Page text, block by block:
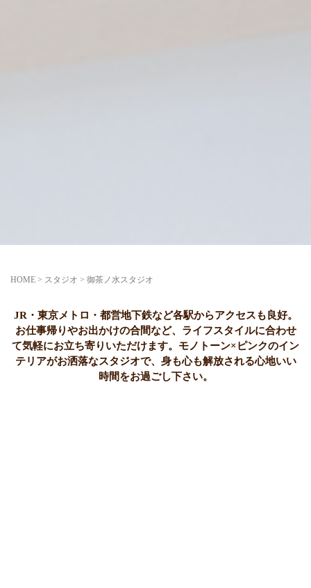
HOME > スタジオ > 御茶ノ水スタジオ
JR・東京メトロ・都営地下鉄など各駅からアクセスも良好。
お仕事帰りやお出かけの合間など、ライフスタイルに合わせ
て気軽にお立ち寄りいただけます。モノトーン×ピンクのイン
テリアがお洒落なスタジオで、身も心も解放される心地いい
時間をお過ごし下さい。